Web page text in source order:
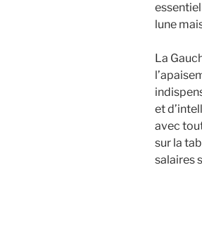
lune
La
et
avec
sur la
salaires